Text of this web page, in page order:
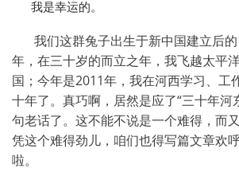
我是幸运的。
我们这群兔子出生于新中国建立后的
年，在三十岁的而立之年，我飞越太平
国；今年是2011年，我在河西学习、工
十年了。真巧啊，居然是应了“三十年河
句老话了。这不能不说是一个难得，而
凭这个难得劲儿，咱们也得写篇文章欢
啦。